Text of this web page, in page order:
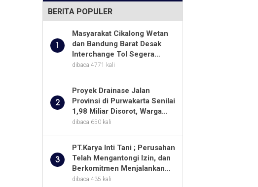
BERITA POPULER
1
Masyarakat Cikalong Wetan
dan Bandung Barat Desak
Interchange Tol Segera
Dibuka
dibaca 4771 kali
2
Proyek Drainase Jalan
Provinsi di Purwakarta Senilai
1,98 Miliar Disorot, Warga
Minta Kualitas Pekerjaan
dibaca 650 kali
3
PT.Karya Inti Tani ; Perusahan
Telah Mengantongi Izin, dan
Berkomitmen Menjalankan
Aturan Yang Berlaku
dibaca 435 kali